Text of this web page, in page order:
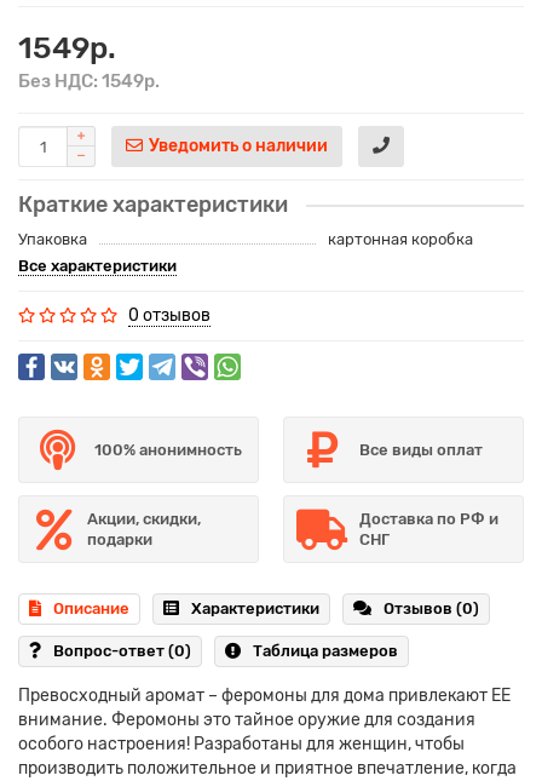
1549р.
Без НДС: 1549р.
Уведомить о наличии
Краткие характеристики
Упаковка
картонная коробка
Все характеристики
0 отзывов
100% анонимность Все виды оплат
Акции, скидки,
подарки
Доставка по РФ и
СНГ
Описание Характеристики Отзывов (0)
Вопрос-ответ (0) Таблица размеров
Превосходный аромат – феромоны для дома привлекают ЕЕ
внимание. Феромоны это тайное оружие для создания
особого настроения! Разработаны для женщин, чтобы
производить положительное и приятное впечатление, когда